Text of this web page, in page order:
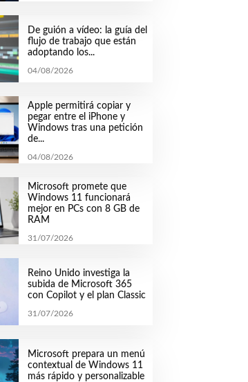
De guión a vídeo: la guía del
flujo de trabajo que están
adoptando los...
04/08/2026
Apple permitirá copiar y
pegar entre el iPhone y
Windows tras una petición
de...
04/08/2026
Microsoft promete que
Windows 11 funcionará
mejor en PCs con 8 GB de
RAM
31/07/2026
Reino Unido investiga la
subida de Microsoft 365
con Copilot y el plan Classic
31/07/2026
Microsoft prepara un menú
contextual de Windows 11
más rápido y personalizable